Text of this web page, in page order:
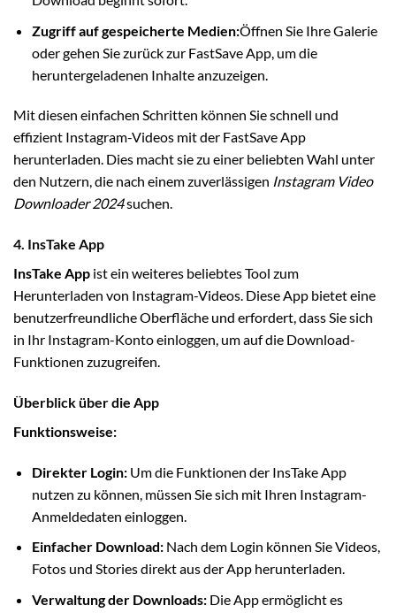
Zugriff auf gespeicherte Medien:Öffnen Sie Ihre Galerie
oder gehen Sie zurück zur FastSave App, um die
heruntergeladenen Inhalte anzuzeigen.
Mit diesen einfachen Schritten können Sie schnell und
effizient Instagram-Videos mit der FastSave App
herunterladen. Dies macht sie zu einer beliebten Wahl unter
den Nutzern, die nach einem zuverlässigen Instagram Video
Downloader 2024suchen.
4. InsTake App
InsTake App ist ein weiteres beliebtes Tool zum
Herunterladen von Instagram-Videos. Diese App bietet eine
benutzerfreundliche Oberfläche und erfordert, dass Sie sich
in Ihr Instagram-Konto einloggen, um auf die Download-
Funktionen zuzugreifen.
Überblick über die App
Funktionsweise:
Direkter Login:Um die Funktionen der InsTake App
nutzen zu können, müssen Sie sich mit Ihren Instagram-
Anmeldedaten einloggen.
Einfacher Download:Nach dem Login können Sie Videos,
Fotos und Stories direkt aus der App herunterladen.
Verwaltung der Downloads:Die App ermöglicht es